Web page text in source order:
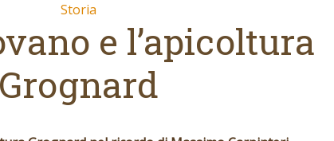
Storia
e l’apicoltura
Grognard